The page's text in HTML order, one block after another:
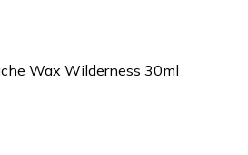
Wax Wilderness 30ml